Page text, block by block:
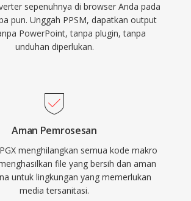
sepenuhnya di browser Anda pada
pun. Unggah PPSM, dapatkan output
PowerPoint, tanpa plugin, tanpa
unduhan diperlukan.
Aman Pemrosesan
menghilangkan semua kode makro
file yang bersih dan aman
untuk lingkungan yang memerlukan
media tersanitasi.